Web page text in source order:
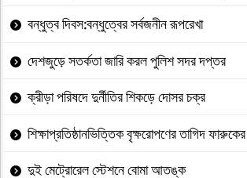
বন্ধুত্ব দিবস:বন্ধুত্বের সর্বজনীন রূপরেখা
দেশজুড়ে সতর্কতা জারি করল পুলিশ সদর দপ্তর
ক্রীড়া পরিষদে দুর্নীতির শিকড়ে দোসর চক্র
শিক্ষাপ্রতিষ্ঠানভিত্তিক বৃক্ষরোপণের তাগিদ ফারুকের
দুই মেট্রোরেল স্টেশনে বোমা আতঙ্ক